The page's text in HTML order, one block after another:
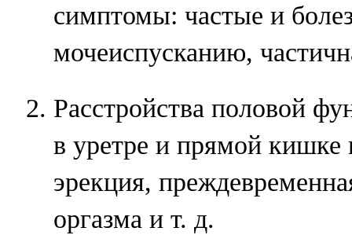
симптомы: частые и
мочеиспусканию,
Расстройства половой
в уретре и прямой кишке
эрекция,
оргазма и т. д.